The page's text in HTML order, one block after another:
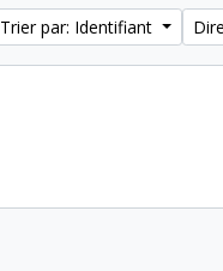
Trier par: Identifiant